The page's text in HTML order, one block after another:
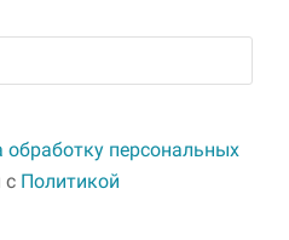
обработку персональных
с Политикой